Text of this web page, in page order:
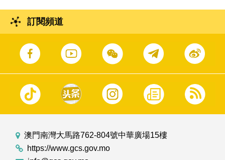
訂閱頻道
澳門南灣大馬路762-804號中華廣場15樓
https://www.gcs.gov.mo